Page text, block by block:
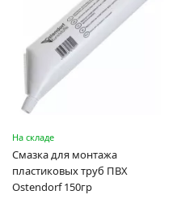
На складе
Смазка для монтажа
пластиковых труб ПВХ
Ostendorf 150гр